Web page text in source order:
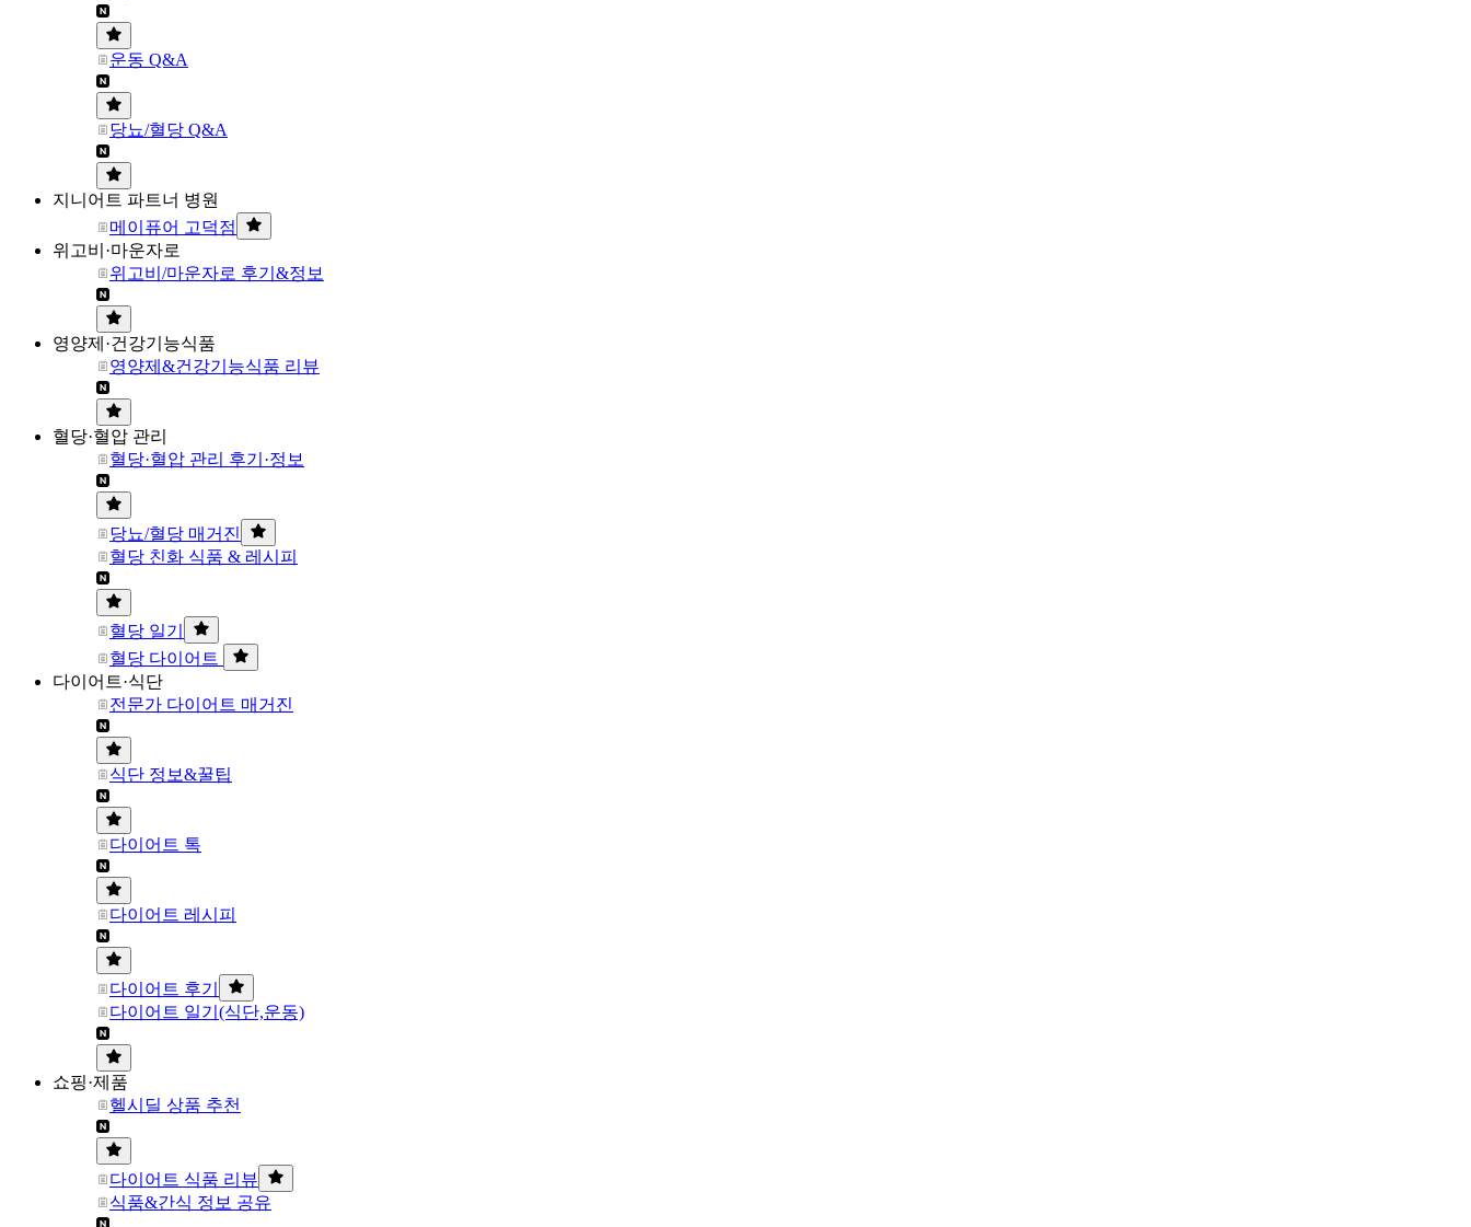
운동 Q&A
당뇨/혈당 Q&A
지니어트 파트너 병원
메이퓨어 고덕점
위고비·마운자로
위고비/마운자로 후기&정보
영양제·건강기능식품
영양제&건강기능식품 리뷰
혈당·혈압 관리
혈당·혈압 관리 후기·정보
당뇨/혈당 매거진
혈당 친화 식품 & 레시피
혈당 일기
혈당 다이어트
다이어트·식단
전문가 다이어트 매거진
식단 정보&꿀팁
다이어트 톡
다이어트 레시피
다이어트 후기
다이어트 일기(식단,운동)
쇼핑·제품
헬시딜 상품 추천
다이어트 식품 리뷰
식품&간식 정보 공유